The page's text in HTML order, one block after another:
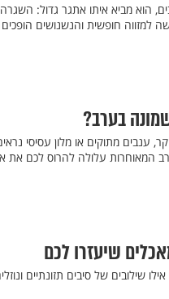
הוא מביא איתו אתגר גדול:
למזווה חופשית והנשנושים הופכים
בערב?
מתוקים או מלון עסיסי
המאוחרות עלולה להרוס לכם את
שיעזרו לכם
שילובים של סיבים תזונתיים